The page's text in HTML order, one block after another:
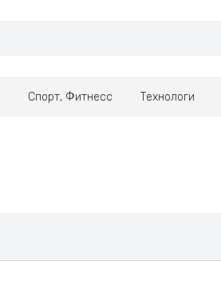
Спорт, Фитнесс Технологи